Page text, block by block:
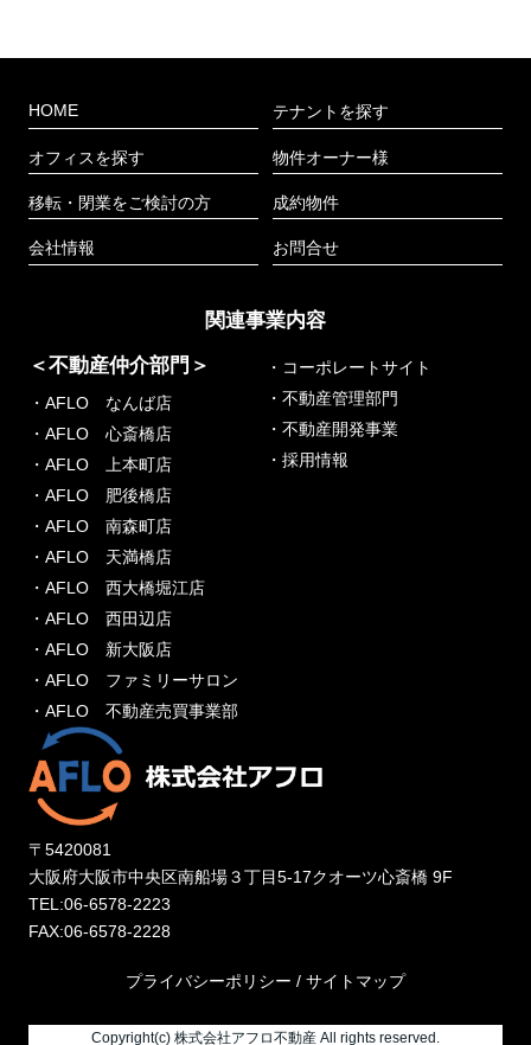
HOME
オフィスを探す
移転・閉業をご検討の方
会社情報
テナントを探す
物件オーナー様
成約物件
お問合せ
関連事業内容
＜不動産仲介部門＞
・AFLO なんば店
・AFLO 心斎橋店
・AFLO 上本町店
・AFLO 肥後橋店
・AFLO 南森町店
・AFLO 天満橋店
・AFLO 西大橋堀江店
・AFLO 西田辺店
・AFLO 新大阪店
・AFLO ファミリーサロン
・AFLO 不動産売買事業部
・コーポレートサイト
・不動産管理部門
・不動産開発事業
・採用情報
〒5420081
大阪府大阪市中央区南船場３丁目5-17クオーツ心斎橋 9F
TEL:06-6578-2223
FAX:06-6578-2228
プライバシーポリシー / サイトマップ
Copyright(c) 株式会社アフロ不動産 All rights reserved.